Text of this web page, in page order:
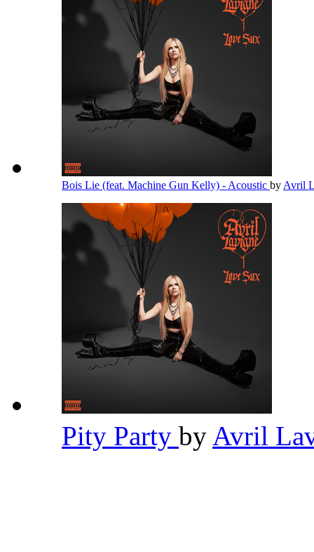
Bois Lie (feat. Machine Gun Kelly) - Acoustic by Avril
Pity Party by Avril